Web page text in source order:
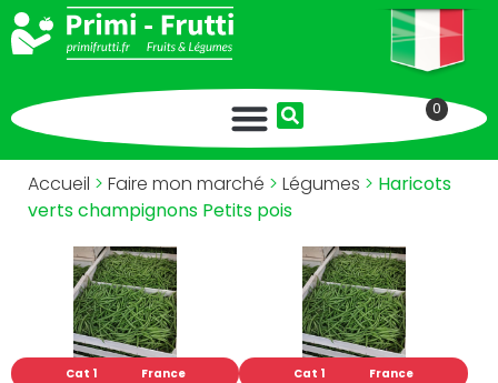
0
Accueil > Faire mon marché > Légumes > Haricots
verts champignons Petits pois
Cat 1 France Cat 1 France